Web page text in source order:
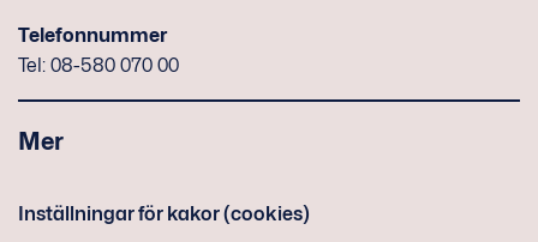
Telefonnummer
Tel: 08-580 070 00
Mer
Inställningar för kakor (cookies)